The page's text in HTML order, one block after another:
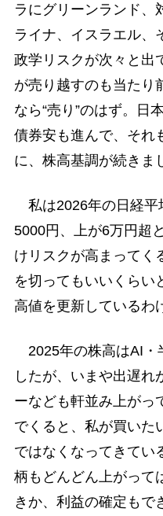
ラにグリーンランド、
ライナ、イスラエル、
政学リスクが次々と出
が売り越すのも当たり
なら“売り”のはず。日
債券安も進んで、それ
に、株高基調が続きま
私は2026年の日経平
5000円、上が6万円超
けリスクが高まってく
を切ってもいいくらい
高値を更新しているわ
2025年の株高はAI・
したが、いまや出遅れ
ーなども軒並み上がっ
でくると、私が買いた
ではなくなってきてい
柄もどんどん上がって
きか、利益の確定もで